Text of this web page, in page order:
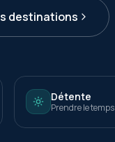
destinations
Détente
Prendre le temps